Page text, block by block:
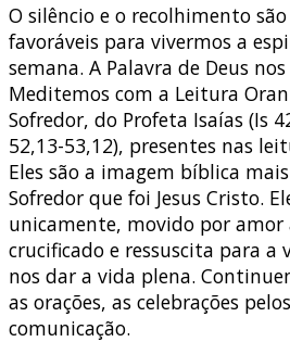
O silêncio e o recolhimento
favoráveis para vivermos a
semana. A Palavra de Deus
Meditemos com a Leitura
Sofredor, do Profeta Isaías (Is
52,13-53,12), presentes nas
Eles são a imagem bíblica
Sofredor que foi Jesus Cristo.
unicamente, movido por
crucificado e ressuscita para a
nos dar a vida plena.
as orações, as celebrações
comunicação.